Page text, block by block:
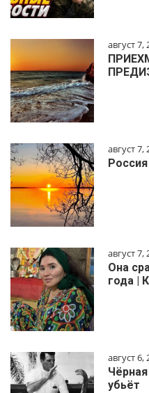
август 7,
август 7,
август 7,
Она
года |
август 6,
убьёт